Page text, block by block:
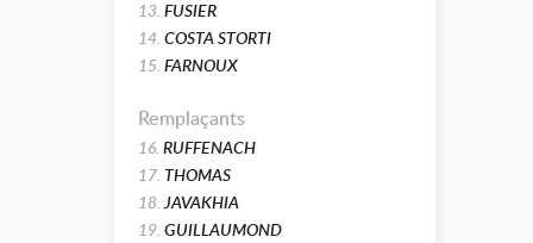
13. FUSIER
14. COSTA STORTI
15. FARNOUX
Remplaçants
16. RUFFENACH
17. THOMAS
18.JAVAKHIA
19. GUILLAUMOND